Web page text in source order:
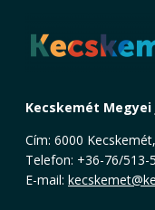
Kecskemét
Cím: 6000
Telefon: +36-76/513-
E-mail: